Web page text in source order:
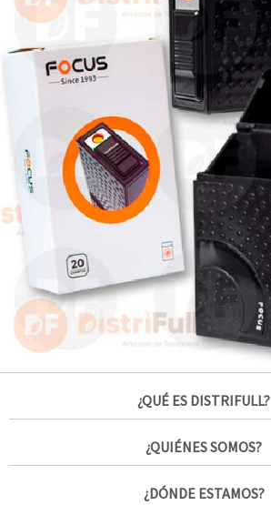
¿QUÉ ES DISTRIFULL?
¿QUIÉNES SOMOS?
¿DÓNDE ESTAMOS?